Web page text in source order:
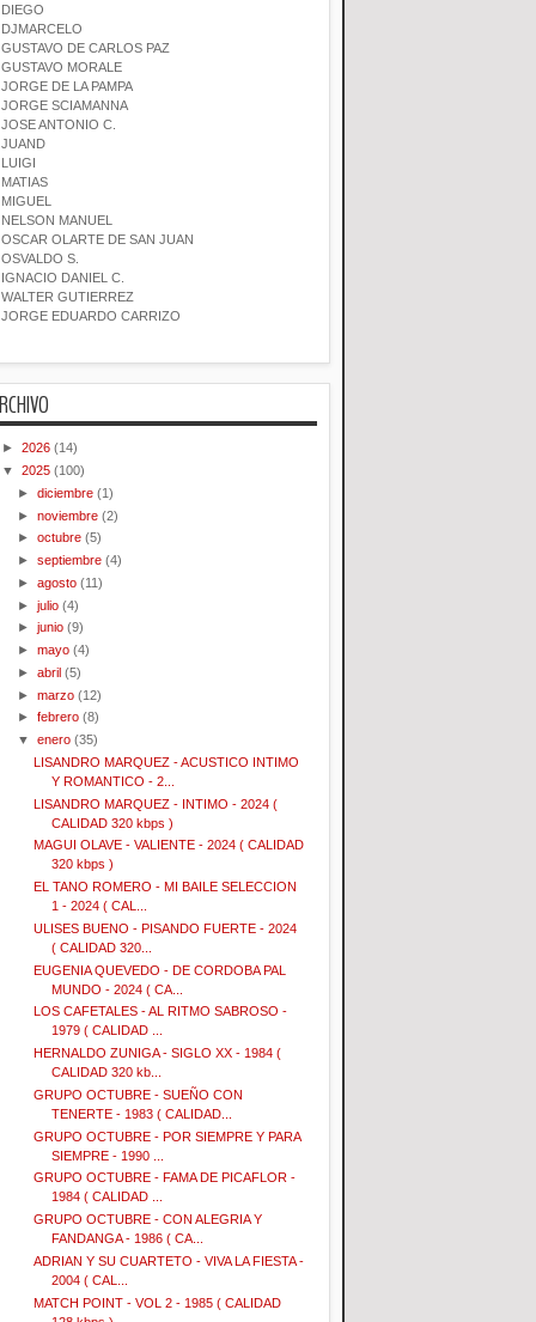
DIEGO
DJMARCELO
GUSTAVO DE CARLOS PAZ
GUSTAVO MORALE
JORGE DE LA PAMPA
JORGE SCIAMANNA
JOSE ANTONIO C.
JUAND
LUIGI
MATIAS
MIGUEL
NELSON MANUEL
OSCAR OLARTE DE SAN JUAN
OSVALDO S.
IGNACIO DANIEL C.
WALTER GUTIERREZ
JORGE EDUARDO CARRIZO
► 2026 (14)
▼ 2025 (100)
►diciembre (1)
►noviembre (2)
►octubre (5)
►septiembre (4)
►agosto (11)
►julio (4)
►junio (9)
►mayo (4)
►abril (5)
►marzo (12)
►febrero (8)
▼enero (35)
LISANDRO MARQUEZ - ACUSTICO INTIMO
Y ROMANTICO - 2...
LISANDRO MARQUEZ - INTIMO - 2024 (
CALIDAD 320 kbps )
MAGUI OLAVE - VALIENTE - 2024 ( CALIDAD
320 kbps )
EL TANO ROMERO - MI BAILE SELECCION
1 - 2024 ( CAL...
ULISES BUENO - PISANDO FUERTE - 2024
( CALIDAD 320...
EUGENIA QUEVEDO - DE CORDOBA PAL
MUNDO - 2024 ( CA...
LOS CAFETALES - AL RITMO SABROSO -
1979 ( CALIDAD ...
HERNALDO ZUNIGA - SIGLO XX - 1984 (
CALIDAD 320 kb...
GRUPO OCTUBRE - SUEÑO CON
TENERTE - 1983 ( CALIDAD...
GRUPO OCTUBRE - POR SIEMPRE Y PARA
SIEMPRE - 1990 ...
GRUPO OCTUBRE - FAMA DE PICAFLOR -
1984 ( CALIDAD ...
GRUPO OCTUBRE - CON ALEGRIA Y
FANDANGA - 1986 ( CA...
ADRIAN Y SU CUARTETO - VIVA LA FIESTA -
2004 ( CAL...
MATCH POINT - VOL 2 - 1985 ( CALIDAD